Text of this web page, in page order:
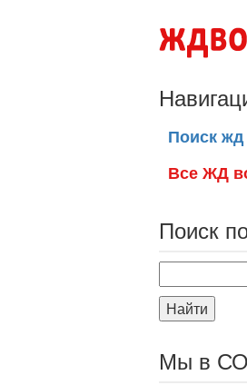
Поиск
Все ЖД
Поиск
Найти
Мы в